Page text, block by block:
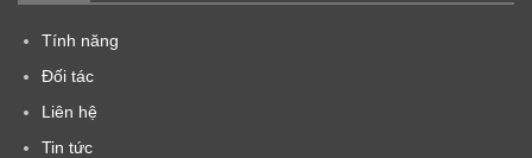
Tính năng
Đối tác
Liên hệ
Tin tức